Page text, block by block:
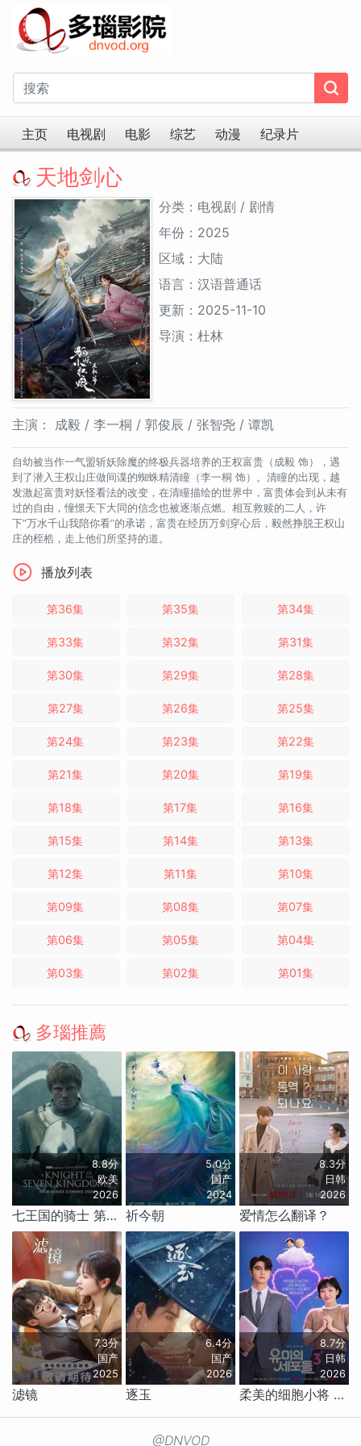
主页 电视剧 电影 综艺 动漫 纪录片
天地剑心
分类：电视剧 / 剧情
年份：2025
区域：大陆
语言：汉语普通话
更新：2025-11-10
导演：杜林
主演： 成毅 / 李一桐 / 郭俊辰 / 张智尧 / 谭凯
自幼被当作一气盟斩妖除魔的终极兵器培养的王权富贵（成毅 饰），遇
到了潜入王权山庄做间谍的蜘蛛精清瞳（李一桐 饰）。清瞳的出现，越
发激起富贵对妖怪看法的改变，在清瞳描绘的世界中，富贵体会到从未有
过的自由，憧憬天下大同的信念也被逐渐点燃。相互救赎的二人，许
下“万水千山我陪你看”的承诺，富贵在经历万剑穿心后，毅然挣脱王权山
庄的桎梏，走上他们所坚持的道。
播放列表
第36集 第35集 第34集
第33集 第32集 第31集
第30集 第29集 第28集
第27集 第26集 第25集
第24集 第23集 第22集
第21集 第20集 第19集
第18集 第17集 第16集
第15集 第14集 第13集
第12集 第11集 第10集
第09集 第08集 第07集
第06集 第05集 第04集
第03集 第02集 第01集
多瑙推薦
8.8分
欧美
2026
七王国的骑士 第一季
5.0分
国产
2024
祈今朝
8.3分
日韩
2026
爱情怎么翻译？
7.3分
国产
2025
滤镜
6.4分
国产
2026
逐玉
8.7分
日韩
2026
柔美的细胞小将 第三季
@DNVOD